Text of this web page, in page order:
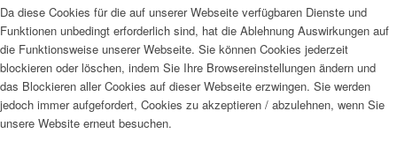
Da diese Cookies für die auf unserer Webseite verfügbaren Dienste und
Funktionen unbedingt erforderlich sind, hat die Ablehnung Auswirkungen auf
die Funktionsweise unserer Webseite. Sie können Cookies jederzeit
blockieren oder löschen, indem Sie Ihre Browsereinstellungen ändern und
das Blockieren aller Cookies auf dieser Webseite erzwingen. Sie werden
jedoch immer aufgefordert, Cookies zu akzeptieren / abzulehnen, wenn Sie
unsere Website erneut besuchen.